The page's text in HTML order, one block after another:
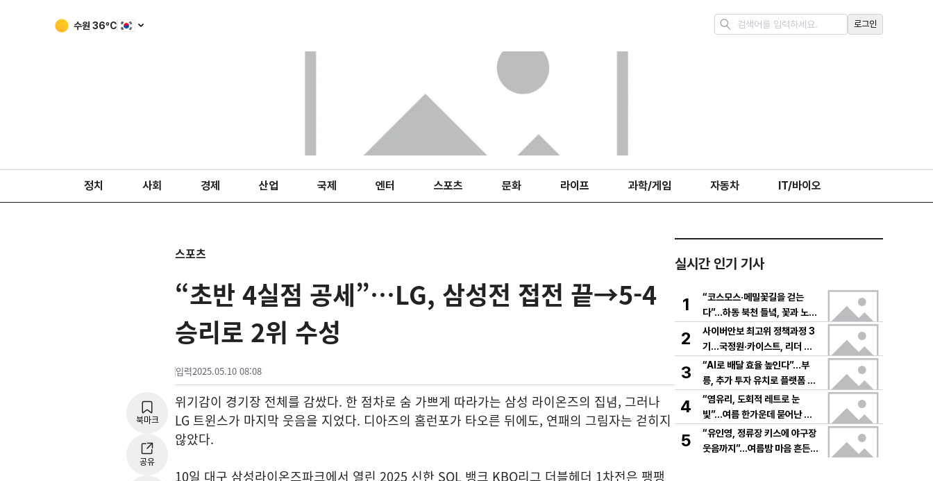
수원 36ºC 로그인
정치 사회 경제 산업 국제 엔터 스포츠 문화 라이프 과학/게임 자동차 IT/바이오
스포츠
“초반 4실점 공세”…LG, 삼성전 접전 끝→5-4
승리로 2위 수성
입력2025.05.10 08:08
북마크
공유
위기감이 경기장 전체를 감쌌다. 한 점차로 숨 가쁘게 따라가는 삼성 라이온즈의 집념, 그러나
LG 트윈스가 마지막 웃음을 지었다. 디아즈의 홈런포가 타오른 뒤에도, 연패의 그림자는 걷히지
않았다.
10일 대구 삼성라이온즈파크에서 열린 2025 신한 SOL 뱅크 KBO리그 더블헤더 1차전은 팽팽
실시간 인기 기사
1
“코스모스·메밀꽃길을 걷는
다”…하동 북천 들녘, 꽃과 노래
로 물드는 가을의 하루
2
사이버안보 최고위 정책과정 3
기…국정원·카이스트, 리더 안
보역량 키운다
3
“AI로 배달 효율 높인다”…부
릉, 추가 투자 유치로 플랫폼 혁
신 가속
4
“염유리, 도회적 레트로 눈
빛”…여름 한가운데 묻어난 자
유의 감각→팬들 궁금증 증폭
5
“유인영, 정류장 키스에 야구장
웃음까지”…여름밤 마음 흔든